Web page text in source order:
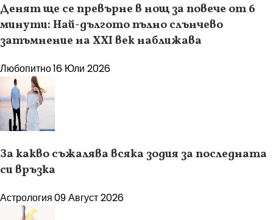
Денят ще се превърне в нощ за повече от 6
минути: Най-дългото пълно слънчево
затъмнение на XXI век наближава
Любопитно16 Юли 2026
За какво съжалява всяка зодия за последната
си връзка
Астрология09 Август 2026